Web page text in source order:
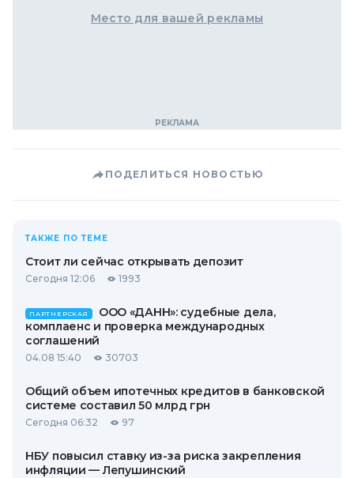
Место для вашей рекламы
ПОДЕЛИТЬСЯ НОВОСТЬЮ
ТАКЖЕ ПО ТЕМЕ
Стоит ли сейчас открывать депозит
Сегодня 12:06 1993
ПАРТНЕРСКАЯ
ООО «ДАНН»: судебные дела,
комплаенс и проверка международных
соглашений
04.08 15:40 30703
Общий объем ипотечных кредитов в банковской
системе составил 50 млрд грн
Сегодня 06:32 97
НБУ повысил ставку из-за риска закрепления
инфляции — Лепушинский